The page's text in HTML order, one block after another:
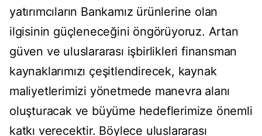
yatırımcıların Bankamız ürünlerine olan
ilgisinin güçleneceğini öngörüyoruz. Artan
güven ve uluslararası işbirlikleri finansman
kaynaklarımızı çeşitlendirecek, kaynak
maliyetlerimizi yönetmede manevra alanı
oluşturacak ve büyüme hedeflerimize önemli
katkı verecektir. Böylece uluslararası